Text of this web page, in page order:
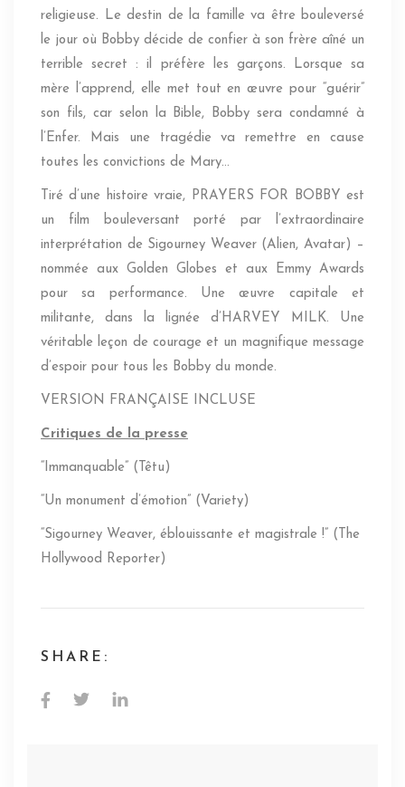
religieuse. Le destin de la famille va être bouleversé
le jour où Bobby décide de confier à son frère aîné un
terrible secret : il préfère les garçons. Lorsque sa
mère l’apprend, elle met tout en œuvre pour “guérir”
son fils, car selon la Bible, Bobby sera condamné à
l’Enfer. Mais une tragédie va remettre en cause
toutes les convictions de Mary…
Tiré d’une histoire vraie, PRAYERS FOR BOBBY est
un film bouleversant porté par l’extraordinaire
interprétation de Sigourney Weaver (Alien, Avatar) –
nommée aux Golden Globes et aux Emmy Awards
pour sa performance. Une œuvre capitale et
militante, dans la lignée d’HARVEY MILK. Une
véritable leçon de courage et un magnifique message
d’espoir pour tous les Bobby du monde.
VERSION FRANÇAISE INCLUSE
Critiques de la presse
“Immanquable” (Têtu)
“Un monument d’émotion” (Variety)
“Sigourney Weaver, éblouissante et magistrale !” (The
Hollywood Reporter)
SHARE: